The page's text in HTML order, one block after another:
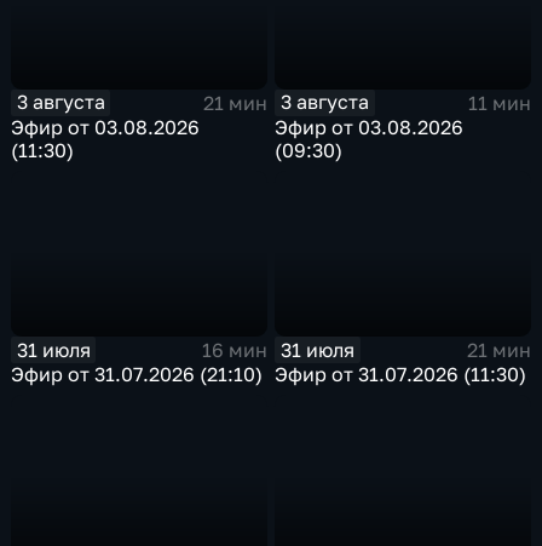
3 августа
21 мин
Эфир от 03.08.2026
(11:30)
3 августа
11 мин
Эфир от 03.08.2026
(09:30)
31 июля
16 мин
Эфир от 31.07.2026 (21:10)
31 июля
21 мин
Эфир от 31.07.2026 (11:30)